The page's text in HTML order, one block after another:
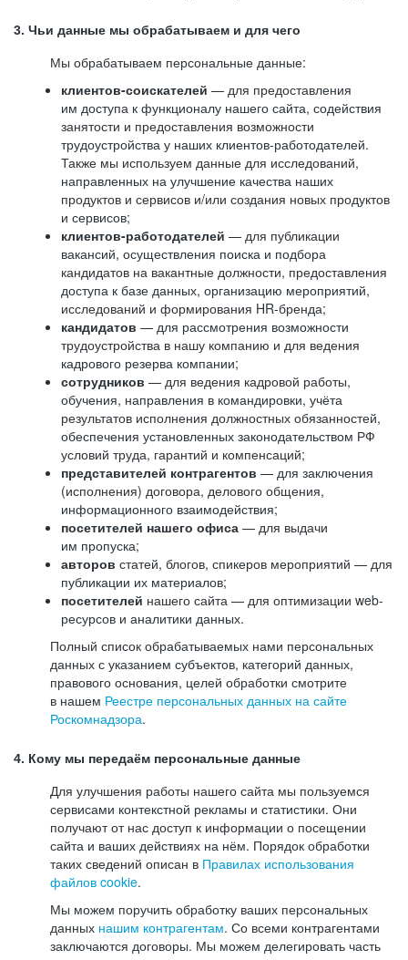
3. Чьи данные мы обрабатываем и для чего
Мы обрабатываем персональные данные:
клиентов-соискателей — для предоставления
им доступа к функционалу нашего сайта, содействия
занятости и предоставления возможности
трудоустройства у наших клиентов-работодателей.
Также мы используем данные для исследований,
направленных на улучшение качества наших
продуктов и сервисов и/или создания новых продуктов
и сервисов;
клиентов-работодателей — для публикации
вакансий, осуществления поиска и подбора
кандидатов на вакантные должности, предоставления
доступа к базе данных, организацию мероприятий,
исследований и формирования HR-бренда;
кандидатов — для рассмотрения возможности
трудоустройства в нашу компанию и для ведения
кадрового резерва компании;
сотрудников — для ведения кадровой работы,
обучения, направления в командировки, учёта
результатов исполнения должностных обязанностей,
обеспечения установленных законодательством РФ
условий труда, гарантий и компенсаций;
представителей контрагентов — для заключения
(исполнения) договора, делового общения,
информационного взаимодействия;
посетителей нашего офиса — для выдачи
им пропуска;
авторов статей, блогов, спикеров мероприятий — для
публикации их материалов;
посетителей нашего сайта — для оптимизации web-
ресурсов и аналитики данных.
Полный список обрабатываемых нами персональных
данных с указанием субъектов, категорий данных,
правового основания, целей обработки смотрите
в нашем Реестре персональных данных на сайте
Роскомнадзора.
4. Кому мы передаём персональные данные
Для улучшения работы нашего сайта мы пользуемся
сервисами контекстной рекламы и статистики. Они
получают от нас доступ к информации о посещении
сайта и ваших действиях на нём. Порядок обработки
таких сведений описан в Правилах использования
файлов cookie.
Мы можем поручить обработку ваших персональных
данных нашим контрагентам. Со всеми контрагентами
заключаются договоры. Мы можем делегировать часть